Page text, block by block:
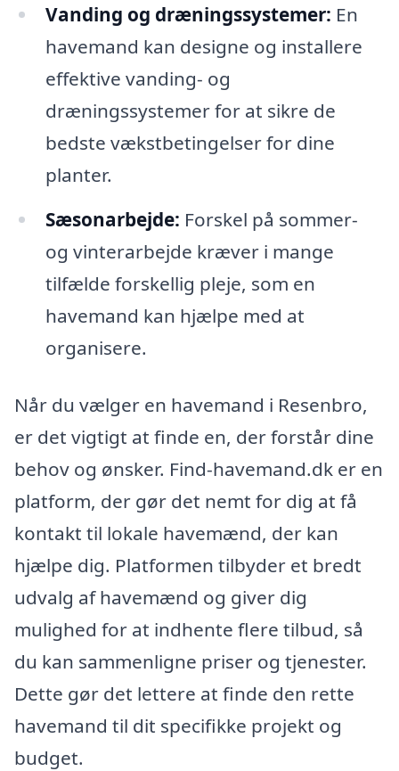
Vanding og dræningssystemer: En
havemand kan designe og installere
effektive vanding- og
dræningssystemer for at sikre de
bedste vækstbetingelser for dine
planter.
Sæsonarbejde: Forskel på sommer-
og vinterarbejde kræver i mange
tilfælde forskellig pleje, som en
havemand kan hjælpe med at
organisere.
Når du vælger en havemand i Resenbro,
er det vigtigt at finde en, der forstår dine
behov og ønsker. Find-havemand.dk er en
platform, der gør det nemt for dig at få
kontakt til lokale havemænd, der kan
hjælpe dig. Platformen tilbyder et bredt
udvalg af havemænd og giver dig
mulighed for at indhente flere tilbud, så
du kan sammenligne priser og tjenester.
Dette gør det lettere at finde den rette
havemand til dit specifikke projekt og
budget.